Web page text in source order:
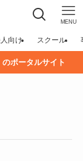
MENU
向け スクール
ポータルサイト